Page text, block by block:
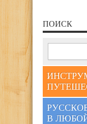
ПОИСК
В